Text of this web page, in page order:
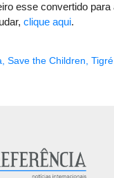
esse convertido
clique aqui.
Save the Children Tigré